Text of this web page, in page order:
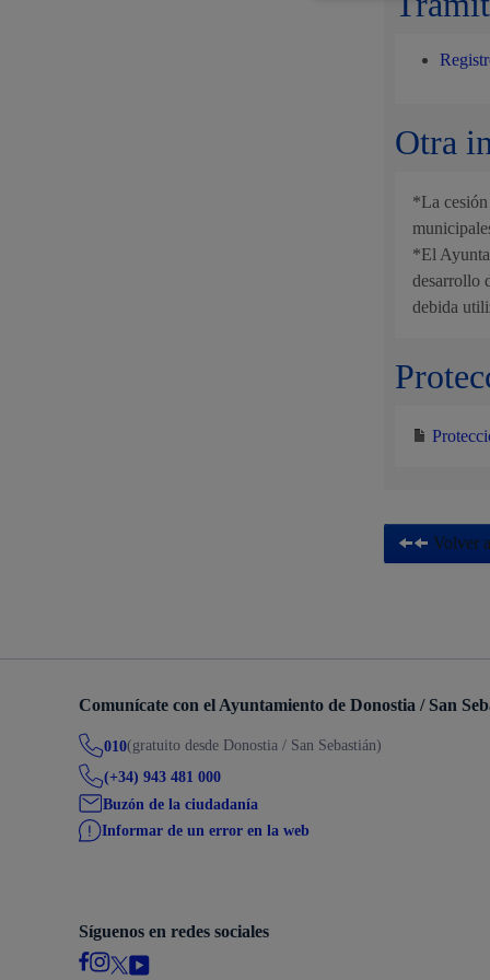
Otra
*La
*El
desarrollo
debida
Volver
Comunícate con el Ayuntamiento de Donostia / San
010(gratuito desde Donostia / San Sebastián)
(+34) 943 481 000
Buzón de la ciudadanía
Informar de un error en la web
Síguenos en redes sociales